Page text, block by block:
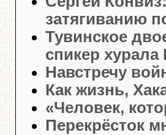
затягиванию
Тувинское
спикер
Навстречу
Как жизнь,
«Человек,
Перекрёсток